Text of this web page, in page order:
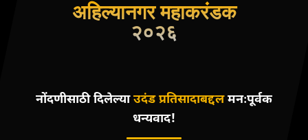
अहिल्यानगर महाकरंडक
२०२६
नोंदणीसाठी दिलेल्याउदंड प्रतिसादाबद्दलमनःपूर्वक
धन्यवाद!